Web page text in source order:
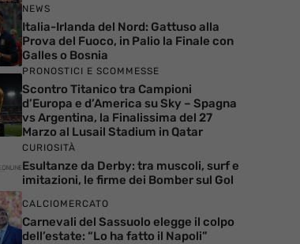
NEWS
Italia-Irlanda del Nord: Gattuso alla
Prova del Fuoco, in Palio la Finale con
Galles o Bosnia
PRONOSTICI E SCOMMESSE
Scontro Titanico tra Campioni
d’Europa e d’America su Sky – Spagna
vs Argentina, la Finalissima del 27
Marzo al Lusail Stadium in Qatar
CURIOSITÀ
Esultanze da Derby: tra muscoli, surf e
imitazioni, le firme dei Bomber sul Gol
CALCIOMERCATO
Carnevali del Sassuolo elegge il colpo
dell’estate: “Lo ha fatto il Napoli”